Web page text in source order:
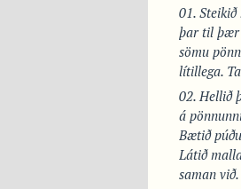
þar til þær
sömu
lítillega.
Hellið
á
Bætið
Látið
saman við.